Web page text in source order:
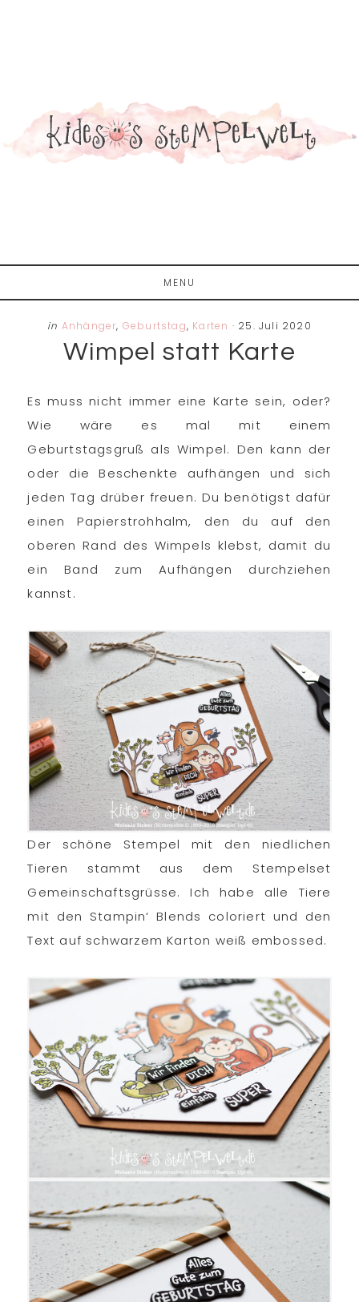
MENU
in Anhänger, Geburtstag, Karten · 25. Juli 2020
Wimpel statt Karte
Es muss nicht immer eine Karte sein, oder?
Wie wäre es mal mit einem
Geburtstagsgruß als Wimpel. Den kann der
oder die Beschenkte aufhängen und sich
jeden Tag drüber freuen. Du benötigst dafür
einen Papierstrohhalm, den du auf den
oberen Rand des Wimpels klebst, damit du
ein Band zum Aufhängen durchziehen
kannst.
Der schöne Stempel mit den niedlichen
Tieren stammt aus dem Stempelset
Gemeinschaftsgrüsse. Ich habe alle Tiere
mit den Stampin‘ Blends coloriert und den
Text auf schwarzem Karton weiß embossed.